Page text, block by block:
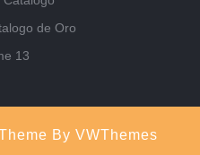
de Oro
13
By VWThemes